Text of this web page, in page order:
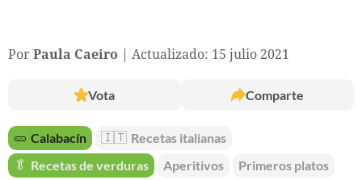
Por Paula Caeiro Actualizado: 15 julio 2021
Vota Comparte
🥒 Calabacín 🇮🇹 Recetas italianas
🥬 Recetas de verduras Aperitivos Primeros platos